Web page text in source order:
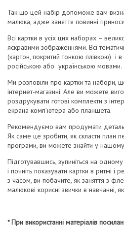
Так що цей набір допоможе вам
малюка, адже заняття повинні
Всі картки в усіх цих наборах –
яскравими зображеннями. Всі
(картон, покритий тонкою плівкою) і
російською або українською мовами.
Ми розповіли про картки та набори,
інтернет-магазині. Але ви можете
роздрукувати готові комплекти з
екрана комп’ютера або планшета.
Рекомендуємо вам продумати
Як саме це зробити, як скласти план
програми, ви можете знайти у нашому
Підготувавшись, зупиніться на
і почніть показувати картки в ритмі і
з часом, ви побачите, як заняття з
малюкові корисні звички в навчанні,
* При використанні матеріалів